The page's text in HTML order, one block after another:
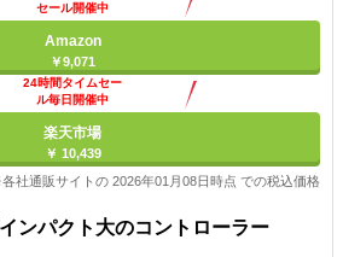
セール開催中
Amazon
￥9,071
24時間タイムセー
ル毎日開催中
楽天市場
￥ 10,439
社通販サイトの 2026年01月08日時点 での税込価格
ンパクト大のコントローラー